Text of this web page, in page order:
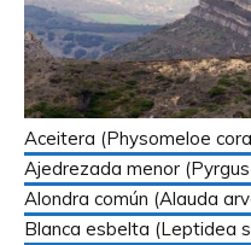
Aceitera (Physomeloe
Ajedrezada menor
Alondra común (Alauda
Blanca esbelta (Leptidea